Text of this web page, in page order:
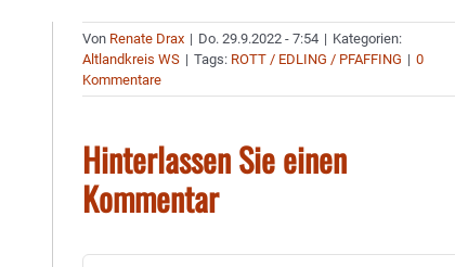
Von Renate Drax | Do. 29.9.2022 - 7:54 | Kategorien:
Altlandkreis WS | Tags: ROTT / EDLING / PFAFFING | 0
Kommentare
Hinterlassen Sie einen
Kommentar